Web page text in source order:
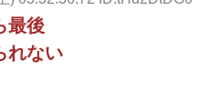
最後
れない